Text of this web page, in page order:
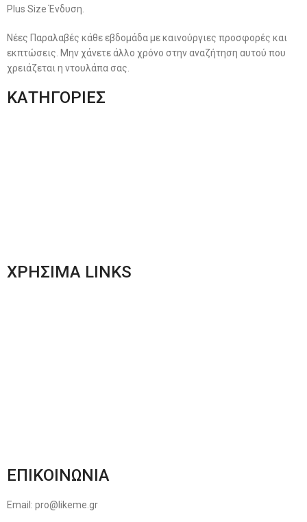
Plus Size Ένδυση.
Νέες Παραλαβές κάθε εβδομάδα με καινούργιες προσφορές και
εκπτώσεις. Μην χάνετε άλλο χρόνο στην αναζήτηση αυτού που
χρειάζεται η ντουλάπα σας.
ΚΑΤΗΓΟΡΙΕΣ
ΧΡΗΣΙΜΑ LINKS
ΕΠΙΚΟΙΝΩΝΙΑ
Email: pro@likeme.gr